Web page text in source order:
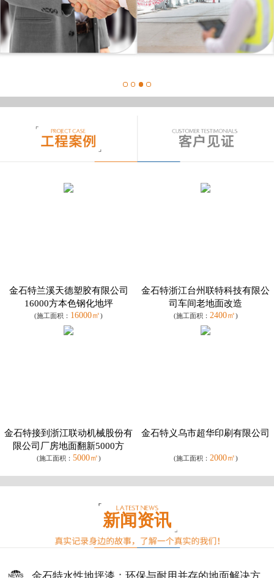
金石特兰溪天德塑胶有限公司
16000方本色钢化地坪
(施工面积： 16000㎡)
金石特浙江台州联特科技有限公
司车间老地面改造
(施工面积： 2400㎡)
金石特接到浙江联动机械股份有
限公司厂房地面翻新5000方
(施工面积： 5000㎡)
金石特义乌市超华印刷有限公司
(施工面积： 2000㎡)
新闻资讯